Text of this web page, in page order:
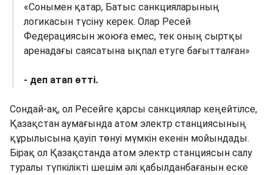
«Сонымен қатар, Батыс санкцияларының
логикасын түсіну керек. Олар Ресей
Федерациясын жоюға емес, тек оның сыртқы
аренадағы саясатына ықпал етуге бағытталған»
- деп атап өтті.
Сондай-ақ, ол Ресейге қарсы санкциялар кеңейтілсе,
Қазақстан аумағында атом электр станциясының
құрылысына қауіп төнуі мүмкін екенін мойындады.
Бірақ ол Қазақстанда атом электр станциясын салу
туралы түпкілікті шешім әлі қабылданбағанын еске